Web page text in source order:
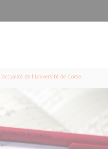
de l'Université de Corse